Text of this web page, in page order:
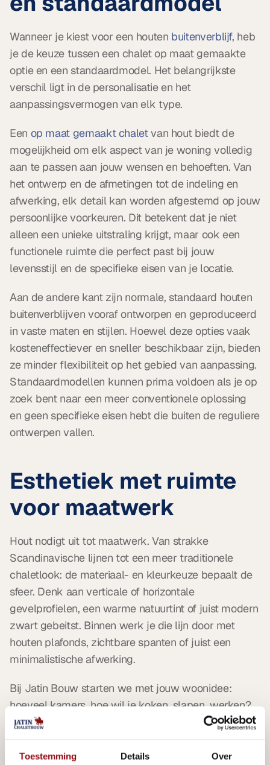
Toestemming Details Over
Wanneer je kiest voor een houten buitenverblijf, heb
je de keuze tussen een chalet op maat gemaakte
optie en een standaardmodel. Het belangrijkste
verschil ligt in de personalisatie en het
aanpassingsvermogen van elk type.
Een op maat gemaakt chalet van hout biedt de
mogelijkheid om elk aspect van je woning volledig
aan te passen aan jouw wensen en behoeften. Van
het ontwerp en de afmetingen tot de indeling en
afwerking, elk detail kan worden afgestemd op jouw
persoonlijke voorkeuren. Dit betekent dat je niet
alleen een unieke uitstraling krijgt, maar ook een
functionele ruimte die perfect past bij jouw
levensstijl en de specifieke eisen van je locatie.
Aan de andere kant zijn normale, standaard houten
buitenverblijven vooraf ontworpen en geproduceerd
in vaste maten en stijlen. Hoewel deze opties vaak
kosteneffectiever en sneller beschikbaar zijn, bieden
ze minder flexibiliteit op het gebied van aanpassing.
Standaardmodellen kunnen prima voldoen als je op
zoek bent naar een meer conventionele oplossing
en geen specifieke eisen hebt die buiten de reguliere
ontwerpen vallen.
Esthetiek met ruimte
voor maatwerk
Hout nodigt uit tot maatwerk. Van strakke
Scandinavische lijnen tot een meer traditionele
chaletlook: de materiaal- en kleurkeuze bepaalt de
sfeer. Denk aan verticale of horizontale
gevelprofielen, een warme natuurtint of juist modern
zwart gebeitst. Binnen werk je die lijn door met
houten plafonds, zichtbare spanten of juist een
minimalistische afwerking.
Bij Jatin Bouw starten we met jouw woonidee:
hoeveel kamers, hoe wil je koken, slapen, werken?
We puzzelen samen aan een slimme plattegrond,
zodat elke meter klopt. Maatwerk kasten onder de
trap, een pantry in de hal, een nis met daglicht in de